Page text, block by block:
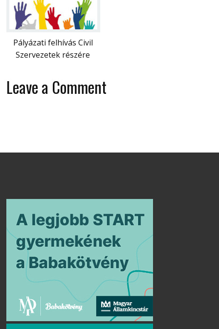
Pályázati felhívás Civil
Szervezetek részére
Leave a Comment